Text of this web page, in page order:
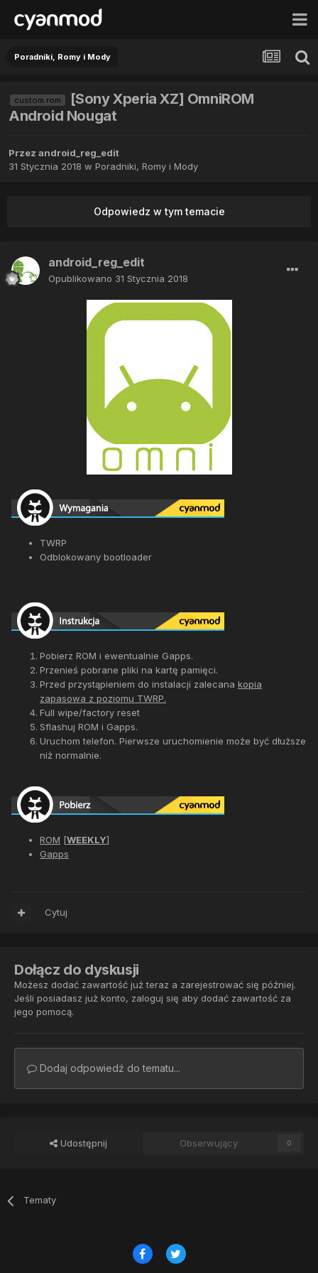
Poradniki, Romy i Mody
custom rom
[Sony Xperia XZ] OmniROM
Android Nougat
Przez android_reg_edit
31 Stycznia 2018 w Poradniki, Romy i Mody
Odpowiedz w tym temacie
android_reg_edit
Opublikowano 31 Stycznia 2018
TWRP
Odblokowany bootloader
Pobierz ROM i ewentualnie Gapps.
Przenieś pobrane pliki na kartę pamięci.
Przed przystąpieniem do instalacji zalecana kopia
zapasowa z poziomu TWRP.
Full wipe/factory reset
Sflashuj ROM i Gapps.
Uruchom telefon. Pierwsze uruchomienie może być dłuższe
niż normalnie.
ROM [WEEKLY]
Gapps
Cytuj
Dołącz do dyskusji
Możesz dodać zawartość już teraz a zarejestrować się później.
Jeśli posiadasz już konto, zaloguj się aby dodać zawartość za
jego pomocą.
Dodaj odpowiedź do tematu...
Udostępnij Obserwujący 0
Tematy